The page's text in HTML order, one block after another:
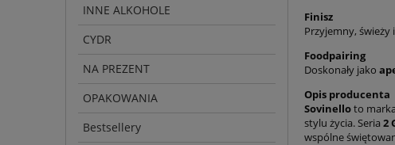
INNE ALKOHOLE
CYDR
NA PREZENT
OPAKOWANIA
Bestsellery
Finisz
Przyjemny,
Foodpairing
Doskonały jako
Opis producenta
Sovinelloto
stylu życia. Seria 2
wspólne